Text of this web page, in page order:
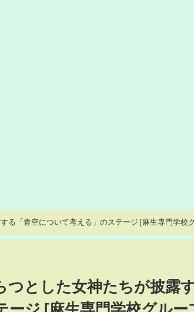
る「⻘空について考える」のステージ [麻生専門学校グ
つとした女神たちが披露
ージ [麻生専門学校グルー